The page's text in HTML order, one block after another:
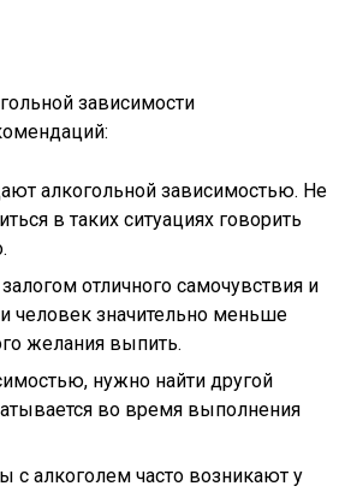
зависимости
алкогольной зависимостью. Не
в таких ситуациях говорить
отличного самочувствия и
человек значительно меньше
желания выпить.
нужно найти другой
во время выполнения
с алкоголем часто возникают у